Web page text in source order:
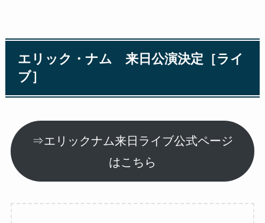
エリック・ナム 来日公演決定［ライ
ブ］
⇒エリックナム来日ライブ公式ページ
はこちら